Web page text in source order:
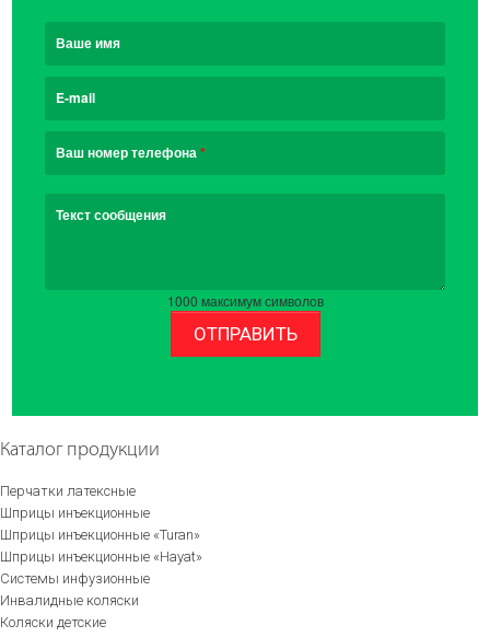
Ваше имя
E-mail
Ваш номер телефона*
Текст сообщения
1000 максимум символов
ОТПРАВИТЬ
Каталог продукции
Перчатки латексные
Шприцы инъекционные
Шприцы инъекционные «Turan»
Шприцы инъекционные «Hayat»
Системы инфузионные
Инвалидные коляски
Коляски детские